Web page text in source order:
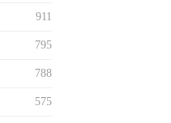
911
795
788
575